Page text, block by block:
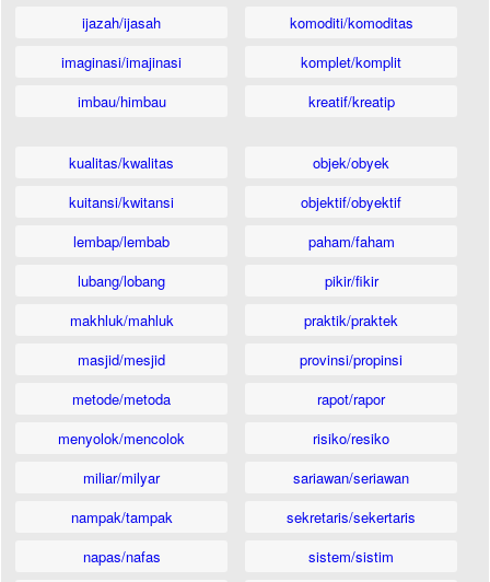
ijazah/ijasah
imaginasi/imajinasi
imbau/himbau
komoditi/komoditas
komplet/komplit
kreatif/kreatip
kualitas/kwalitas
kuitansi/kwitansi
lembap/lembab
lubang/lobang
makhluk/mahluk
masjid/mesjid
metode/metoda
menyolok/mencolok
miliar/milyar
nampak/tampak
napas/nafas
objek/obyek
objektif/obyektif
paham/faham
pikir/fikir
praktik/praktek
provinsi/propinsi
rapot/rapor
risiko/resiko
sariawan/seriawan
sekretaris/sekertaris
sistem/sistim